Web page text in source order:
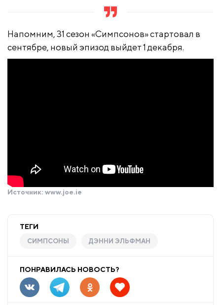
Напомним, 31 сезон «Симпсонов» стартовал в
сентябре, новый эпизод выйдет 1 декабря.
Источник: www.joe.ie
ТЕГИ
СИМПСОНЫ ДЭННИ ЭЛЬФМАН
ПОНРАВИЛАСЬ НОВОСТЬ?